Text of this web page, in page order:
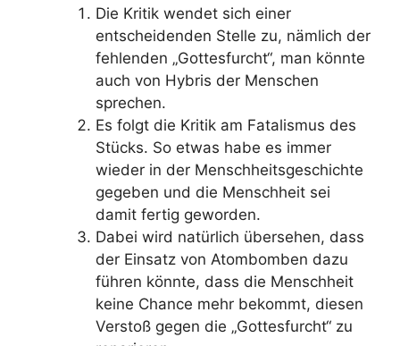
Die Kritik wendet sich einer
entscheidenden Stelle zu, nämlich der
fehlenden „Gottesfurcht“, man könnte
auch von Hybris der Menschen
sprechen.
Es folgt die Kritik am Fatalismus des
Stücks. So etwas habe es immer
wieder in der Menschheitsgeschichte
gegeben und die Menschheit sei
damit fertig geworden.
Dabei wird natürlich übersehen, dass
der Einsatz von Atombomben dazu
führen könnte, dass die Menschheit
keine Chance mehr bekommt, diesen
Verstoß gegen die „Gottesfurcht“ zu